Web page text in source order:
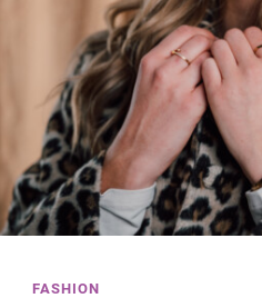
Mittwoch
MITTWOCH
Donnerstag
DONNERSTAG
Freitag
FREITAG
Samstag
SAMSTAG
FASHION